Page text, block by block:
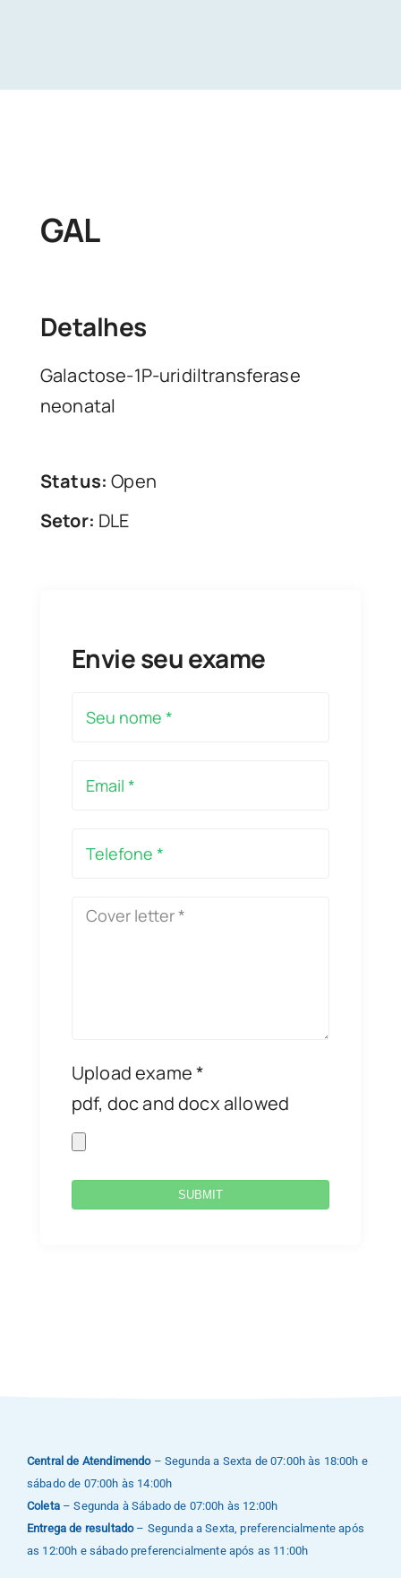
GAL
Detalhes
Galactose-1P-uridiltransferase
neonatal
Status: Open
Setor: DLE
Envie seu exame
Upload exame *
pdf, doc and docx allowed
SUBMIT
Central de Atendimendo– Segunda a Sexta de 07:00h às 18:00h e
sábado de 07:00h às 14:00h
Coleta– Segunda à Sábado de 07:00h às 12:00h
Entrega de resultado– Segunda a Sexta, preferencialmente após
as 12:00h e sábado preferencialmente após as 11:00h